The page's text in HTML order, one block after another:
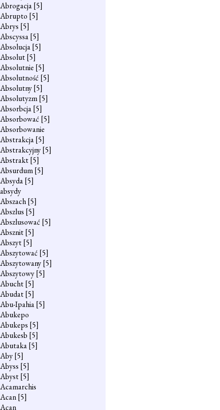
Abrogacja[5]
Abrupto [5]
Abrys [5]
Abscyssa[5]
Absolucja[5]
Absolut[5]
Absolutnie [5]
Absolutność [5]
Absolutny[5]
Absolutyzm[5]
Absorbcja[5]
Absorbować [5]
Absorbowanie
Abstrakcja[5]
Abstrakcyjny[5]
Abstrakt[5]
Absurdum[5]
Absyda[5]
absydy
Abszach[5]
Abszlus [5]
Abszlusować [5]
Absznit[5]
Abszyt[5]
Abszytować [5]
Abszytowany[5]
Abszytowy[5]
Abucht[5]
Abudat[5]
Abu-Ipahia[5]
Abukepo
Abukeps [5]
Abukesb [5]
Abutaka[5]
Aby[5]
Abyss [5]
Abyst[5]
Acamarchis
Acan[5]
Acan